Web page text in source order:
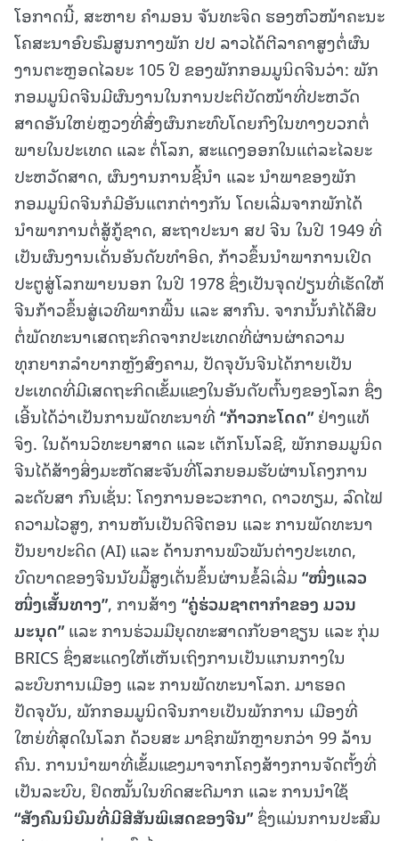
ໂອກາດນີ້, ສະຫາຍ ຄຳມອນ ຈັນທະຈິດ ຮອງຫົວໜ້າຄະນະ
ໂຄສະນາອົບຮົມສູນກາງພັກ ປປ ລາວໄດ້ຕີລາຄາສູງຕໍ່ຜົນ
ງານຕະຫຼອດໄລຍະ 105 ປີ ຂອງພັກກອມມູນິດຈີນວ່າ: ພັກ
ກອມມູນິດຈີນມີຜົນງານໃນການປະຕິບັດໜ້າທີ່ປະຫວັດ
ສາດອັນໃຫຍ່ຫຼວງທີ່ສົ່ງຜົນກະທົບໂດຍກົງໃນທາງບວກຕໍ່
ພາຍໃນປະເທດ ແລະ ຕໍ່ໂລກ, ສະແດງອອກໃນແຕ່ລະໄລຍະ
ປະຫວັດສາດ, ຜົນງານການຊີ້ນຳ ແລະ ນຳພາຂອງພັກ
ກອມມູນິດຈີນກໍມີອັນແຕກຕ່າງກັນ ໂດຍເລີ່ມຈາກພັກໄດ້
ນຳພາການຕໍ່ສູ້ກູ້ຊາດ, ສະຖາປະນາ ສປ ຈີນ ໃນປີ 1949 ທີ່
ເປັນຜົນງານເດັ່ນອັນດັບທຳອິດ, ກ້າວຂຶ້ນນຳພາການເປີດ
ປະຕູສູ່ໂລກພາຍນອກ ໃນປີ 1978 ຊຶ່ງເປັນຈຸດປ່ຽນທີ່ເຮັດໃຫ້
ຈີນກ້າວຂຶ້ນສູ່ເວທີພາກພື້ນ ແລະ ສາກົນ. ຈາກນັ້ນກໍໄດ້ສືບ
ຕໍ່ພັດທະນາເສດຖະກິດຈາກປະເທດທີ່ຜ່ານຜ່າຄວາມ
ທຸກຍາກລຳບາກຫຼັງສົງຄາມ, ປັດຈຸບັນຈີນໄດ້ກາຍເປັນ
ປະເທດທີ່ມີເສດຖະກິດເຂັ້ມແຂງໃນອັນດັບຕົ້ນໆຂອງໂລກ ຊຶ່ງ
ເອີ້ນໄດ້ວ່າເປັນການພັດທະນາທີ່“ກ້າວກະໂດດ” ຢ່າງແທ້
ຈິງ. ໃນດ້ານວິທະຍາສາດ ແລະ ເຕັກໂນໂລຊີ, ພັກກອມມູນິດ
ຈີນໄດ້ສ້າງສິ່ງມະຫັດສະຈັນທີ່ໂລກຍອມຮັບຜ່ານໂຄງການ
ລະດັບສາ ກົນເຊັ່ນ: ໂຄງການອະວະກາດ, ດາວທຽມ, ລົດໄຟ
ຄວາມໄວສູງ, ການຫັນເປັນດີຈີຕອນ ແລະ ການພັດທະນາ
ປັນຍາປະດິດ (AI) ແລະ ດ້ານການພົວພັນຕ່າງປະເທດ,
ບົດບາດຂອງຈີນນັບມື້ສູງເດັ່ນຂຶ້ນຜ່ານຂໍ້ລິເລີ່ມ “ໜຶ່ງແລວ
ໜຶ່ງເສັ້ນທາງ”, ການສ້າງ “ຄູ່ຮ່ວມຊາຕາກຳຂອງ ມວນ
ມະນຸດ” ແລະ ການຮ່ວມມືຍຸດທະສາດກັບອາຊຽນ ແລະ ກຸ່ມ
BRICS ຊຶ່ງສະແດງໃຫ້ເຫັນເຖິງການເປັນແກນກາງໃນ
ລະບົບການເມືອງ ແລະ ການພັດທະນາໂລກ. ມາຮອດ
ປັດຈຸບັນ, ພັກກອມມູນິດຈີນກາຍເປັນພັກການ ເມືອງທີ່
ໃຫຍ່ທີ່ສຸດໃນໂລກ ດ້ວຍສະ ມາຊິກພັກຫຼາຍກວ່າ 99 ລ້ານ
ຄົນ. ການນຳພາທີ່ເຂັ້ມແຂງມາຈາກໂຄງສ້າງການຈັດຕັ້ງທີ່
ເປັນລະບົບ, ຢຶດໝັ້ນໃນທິດສະດີມາກ ແລະ ການນຳໃຊ້
“ສັງຄົມນິຍົມທີ່ມີສີສັນພິເສດຂອງຈີນ” ຊຶ່ງແມ່ນການປະສົມ